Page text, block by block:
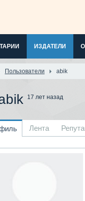
ИЗДАТЕЛИ
Пользователи abik
17 лет назад
Лента